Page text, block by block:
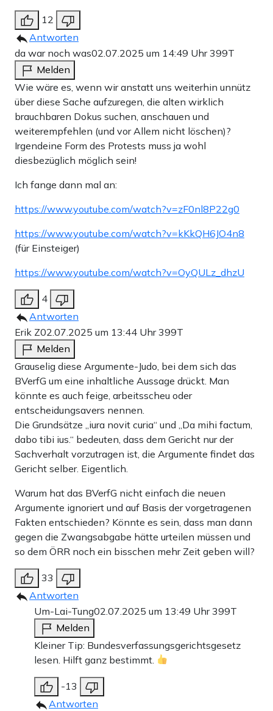
12
Antworten
da war noch was02.07.2025 um 14:49 Uhr399T
Melden
Wie wäre es, wenn wir anstatt uns weiterhin unnütz
über diese Sache aufzuregen, die alten wirklich
brauchbaren Dokus suchen, anschauen und
weiterempfehlen (und vor Allem nicht löschen)?
Irgendeine Form des Protests muss ja wohl
diesbezüglich möglich sein!
Ich fange dann mal an:
https://www.youtube.com/watch?v=zF0nl8P22g0
https://www.youtube.com/watch?v=kKkQH6JO4n8
(für Einsteiger)
https://www.youtube.com/watch?v=OyQULz_dhzU
4
Antworten
Erik Z02.07.2025 um 13:44 Uhr399T
Melden
Grauselig diese Argumente-Judo, bei dem sich das
BVerfG um eine inhaltliche Aussage drückt. Man
könnte es auch feige, arbeitsscheu oder
entscheidungsavers nennen.
Die Grundsätze „iura novit curia“ und „Da mihi factum,
dabo tibi ius.“ bedeuten, dass dem Gericht nur der
Sachverhalt vorzutragen ist, die Argumente findet das
Gericht selber. Eigentlich.
Warum hat das BVerfG nicht einfach die neuen
Argumente ignoriert und auf Basis der vorgetragenen
Fakten entschieden? Könnte es sein, dass man dann
gegen die Zwangsabgabe hätte urteilen müssen und
so dem ÖRR noch ein bisschen mehr Zeit geben will?
33
Antworten
Um-Lai-Tung02.07.2025 um 13:49 Uhr399T
Melden
Kleiner Tip: Bundesverfassungsgerichtsgesetz
lesen. Hilft ganz bestimmt.
-13
Antworten